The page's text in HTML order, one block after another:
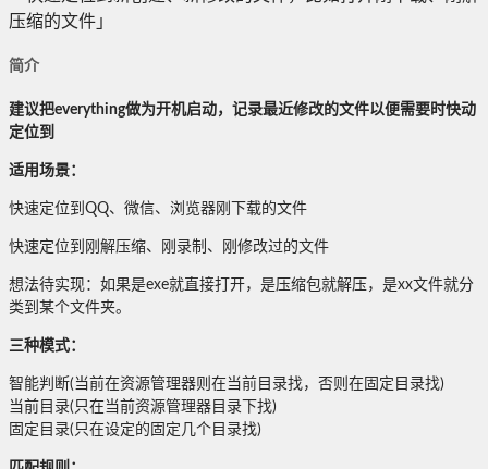
压缩的文件」
简介
建议把everything做为开机启动，记录最近修改的文件以便需要时快动
定位到
适用场景：
快速定位到QQ、微信、浏览器刚下载的文件
快速定位到刚解压缩、刚录制、刚修改过的文件
想法待实现：如果是exe就直接打开，是压缩包就解压，是xx文件就分
类到某个文件夹。
三种模式：
智能判断(当前在资源管理器则在当前目录找，否则在固定目录找)
当前目录(只在当前资源管理器目录下找)
固定目录(只在设定的固定几个目录找)